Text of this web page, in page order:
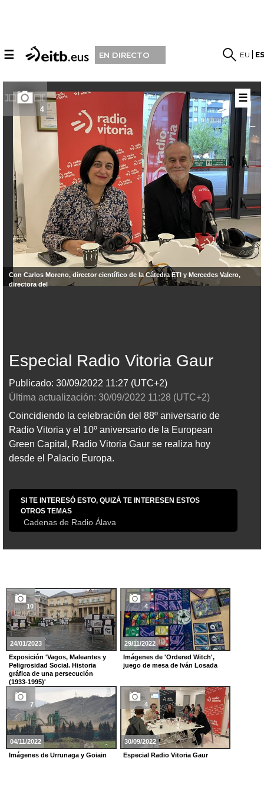
☰ EN DIRECTO EU
4
Con Carlos Moreno, director científico de la Cátedra ETI y Mercedes Valero,
directora del
Especial Radio Vitoria Gaur
Publicado: 30/09/2022 11:27 (UTC+2)
Última actualización: 30/09/2022 11:28 (UTC+2)
Coincidiendo la celebración del 88º aniversario de
Radio Vitoria y el 10º aniversario de la European
Green Capital, Radio Vitoria Gaur se realiza hoy
desde el Palacio Europa.
SI TE INTERESÓ ESTO, QUIZÁ TE INTERESEN ESTOS
OTROS TEMAS
Cadenas de Radio Álava
☰
10
24/01/2023
Exposición 'Vagos, Maleantes y
Peligrosidad Social. Historia
gráfica de una persecución
(1933-1995)'
4
29/11/2022
Imágenes de 'Ordered Witch',
juego de mesa de Iván Losada
7
04/11/2022
Imágenes de Urrunaga y Goiain
4
30/09/2022
Especial Radio Vitoria Gaur